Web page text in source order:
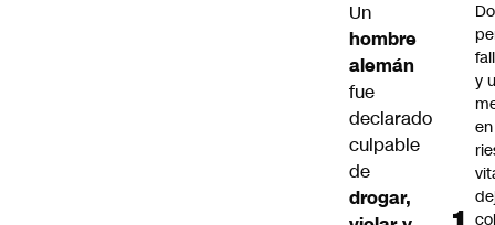
Un
hombre
alemán
fue
declarado
culpable
de
drogar,
y
en